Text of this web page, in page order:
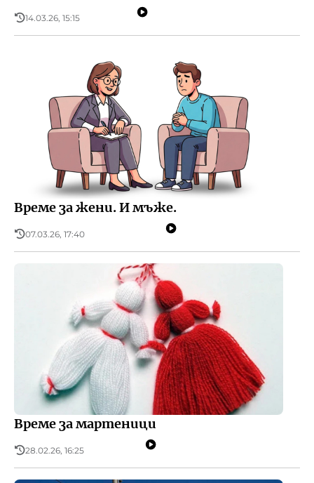
14.03.26, 15:15
Време за жени. И мъже.
07.03.26, 17:40
Време за мартеници
28.02.26, 16:25